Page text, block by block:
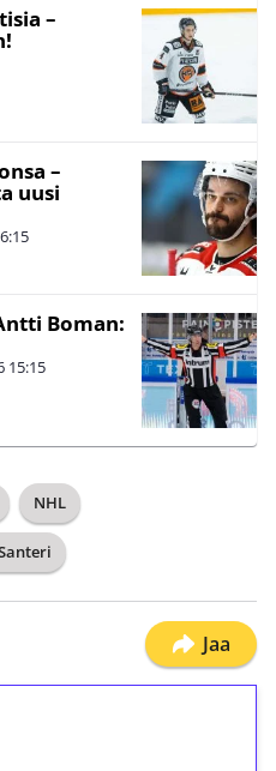
–
–
uusi
Boman:
15:15
NHL
Jaa